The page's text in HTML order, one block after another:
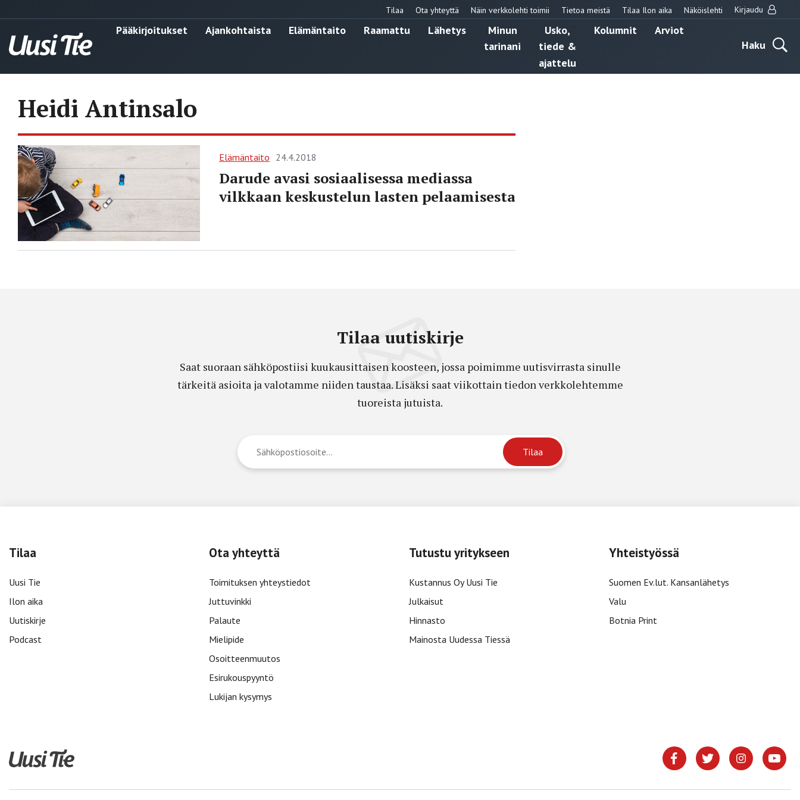
Tilaa Ota yhteyttä Näin verkkolehti toimii Tietoa meistä Tilaa Ilon aika Näköislehti Kirjaudu
Pääkirjoitukset Ajankohtaista Elämäntaito Raamattu Lähetys
Minun
tarinani
Usko,
tiede &
ajattelu
Kolumnit
Arviot
Haku
Heidi Antinsalo
Elämäntaito 24.4.2018
Darude avasi ­sosiaalisessa mediassa
vilkkaan keskustelun lasten pelaamisesta
Tilaa uutiskirje
Saat suoraan sähköpostiisi kuukausittaisen koosteen, jossa poimimme uutisvirrasta sinulle
tärkeitä asioita ja valotamme niiden taustaa. Lisäksi saat viikottain tiedon verkkolehtemme
tuoreista jutuista.
Tilaa
Uusi Tie
Ilon aika
Uutiskirje
Podcast
Ota yhteyttä
Toimituksen yhteystiedot
Juttuvinkki
Palaute
Mielipide
Osoitteenmuutos
Esirukouspyyntö
Lukijan kysymys
Tutustu yritykseen
Kustannus Oy Uusi Tie
Julkaisut
Hinnasto
Mainosta Uudessa Tiessä
Yhteistyössä
Suomen Ev.lut. Kansanlähetys
Valu
Botnia Print